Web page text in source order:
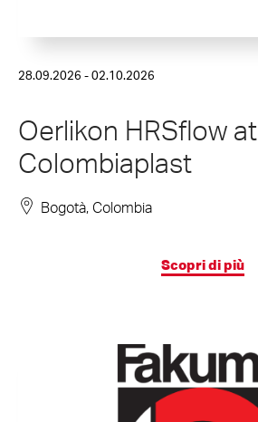
28.09.2026 - 02.10.2026
Oerlikon HRSflow at
Colombiaplast
Bogotà, Colombia
Scopri di più